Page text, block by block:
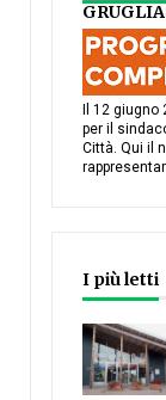
Il 12
per il
Città. Qui il
I più letti